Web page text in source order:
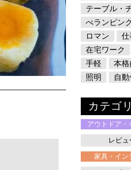
テーブル・
べランピン
ロマン
在宅ワーク
手軽
本格
照明
自
カテゴ
アウトドア・
レビュ
家具・イン